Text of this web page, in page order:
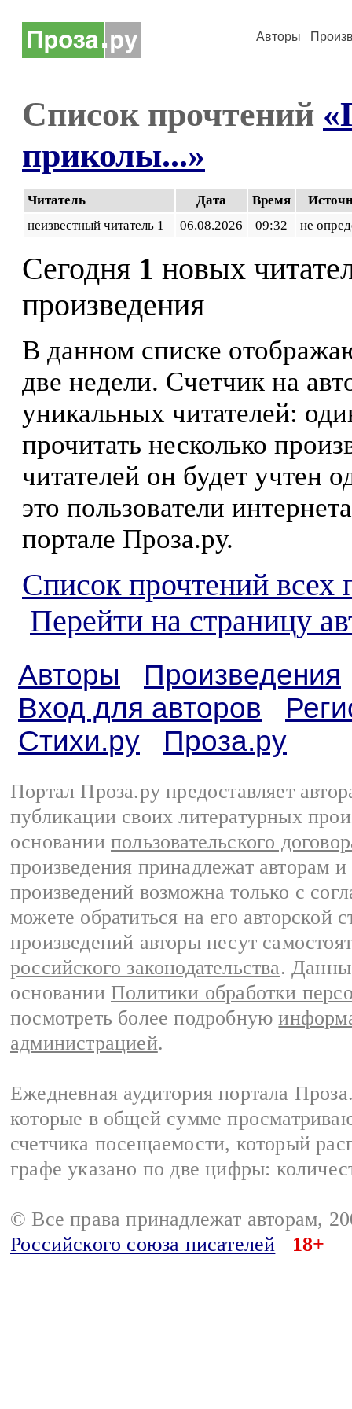
Авторы
Список прочтений
приколы...»
Читатель Дата Время
неизвестный читатель 1
06.08.2026 09:32 не
Сегодня 1 новых
произведения
В данном списке
две недели. Счетчик на
уникальных читателей:
прочитать несколько
читателей он будет учтен
это пользователи
портале Проза.ру.
Список прочтений всех
Перейти на страницу
Авторы
Произведения
Вход для авторов
Стихи.ру
Проза.ру
Портал Проза.ру предоставляет
публикации своих литературных
основании пользовательского
произведения принадлежат авторам
произведений возможна только с
можете обратиться на его авторской
произведений авторы несут
российского законодательства.
основании Политики обработки
посмотреть более подробную
администрацией.
Ежедневная аудитория портала
которые в общей сумме
счетчика посещаемости, который
графе указано по две цифры:
© Все права принадлежат авторам,
Российского союза писателей
18+